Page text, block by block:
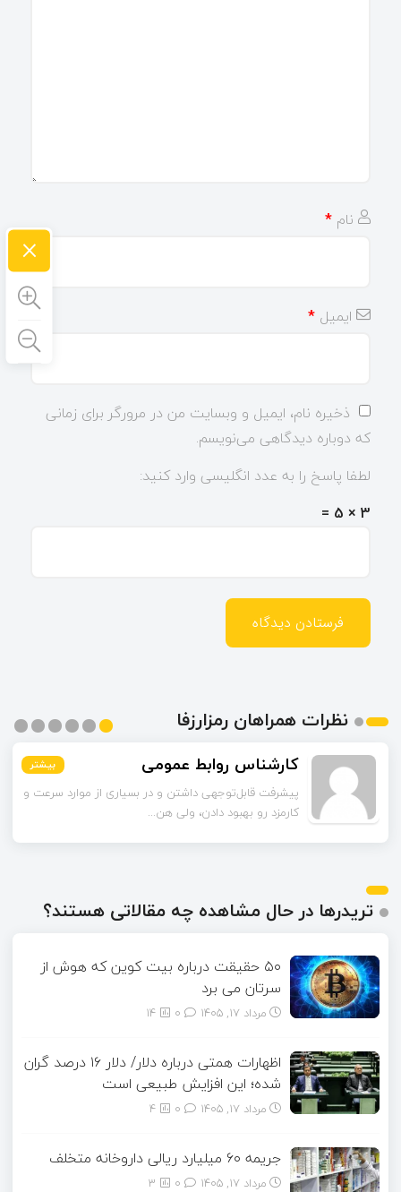
نام *
ایمیل *
ذخیره نام، ایمیل و وبسایت من در مرورگر برای زمانی
که دوباره دیدگاهی می‌نویسم.
لطفا پاسخ را به عدد انگلیسی وارد کنید:
3 × 5 =
نظرات همراهان رمزارزفا
کارشناس روابط عمومی بیشتر
پیشرفت قابل‌توجهی داشتن و در بسیاری از موارد سرعت و
کارمزد رو بهبود دادن، ولی هن...
بیشتر
بیشتر
بیشتر
بیشتر
بیشتر
تریدرها در حال مشاهده چه مقالاتی هستند؟
۵۰ حقیقت درباره بیت کوین که هوش از
سرتان می برد
مرداد ۱۷, ۱۴۰۵ 14
اظهارات همتی درباره دلار/ دلار ۱۶ درصد گران
شده؛ این افزایش طبیعی است
مرداد ۱۷, ۱۴۰۵ 4
جریمه ۶۰ میلیارد ریالی داروخانه متخلف
مرداد ۱۷, ۱۴۰۵ 3
×